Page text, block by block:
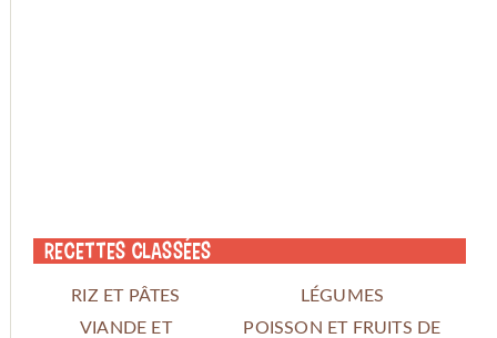
Recettes classées
RIZ ET PÂTES
LÉGUMES
VIANDE ET
POISSON ET FRUITS DE